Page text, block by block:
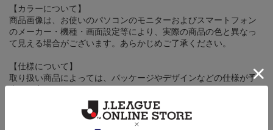
【カラーについて】
商品画像は、お使いのパソコンのモニターおよびスマートフォン
のメーカー・機種・画面設定等により、実際の商品の色と異なっ
て見える場合がございます。あらかじめご了承ください。
【仕様について】
取り扱い商品によっては、パッケージやデザインなどの仕様が予